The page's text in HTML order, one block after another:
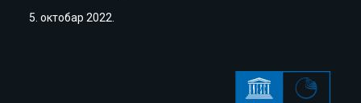
5. октобар 2022.